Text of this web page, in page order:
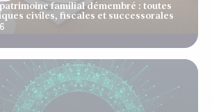
familial démembré : toutes
civiles, fiscales et successorales